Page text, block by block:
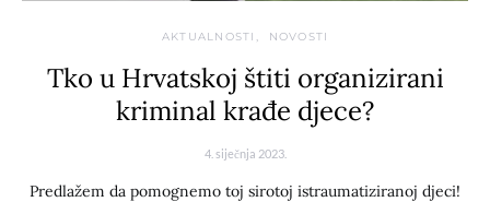
AKTUALNOSTI NOVOSTI
Tko u Hrvatskoj štiti organizirani
kriminal krađe djece?
4. siječnja 2023.
Predlažem da pomognemo toj sirotoj istraumatiziranoj djeci!